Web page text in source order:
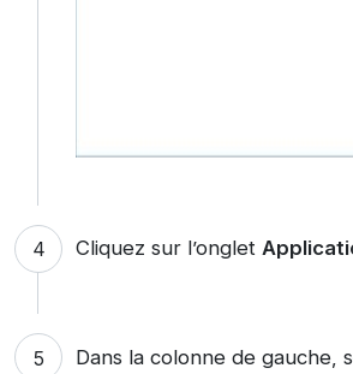
Cliquez sur l’onglet
Dans la colonne de gauche,